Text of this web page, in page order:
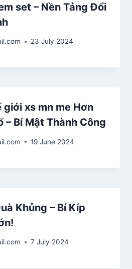
set – Nền Tảng Đổi
23 July 2024
giới xs mn me Hơn
– Bí Mật Thành Công
19 June 2024
Khủng – Bí Kíp
7 July 2024